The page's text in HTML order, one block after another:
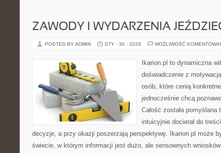
ZAWODY I WYDARZENIA
POSTED BY ADMIN STY - 30 - 2026 MOŻLIWOŚĆ
Ikarion.pl to dynamiczna
doświadczenie z
osób, które cenią
jednocześnie chcą
Całość została
intuicyjnie docierał do
decyzje, a przy okazji poszerzają perspektywę. Ikarion.pl może
świecie, w którym informacji jest dużo, ale sensownych